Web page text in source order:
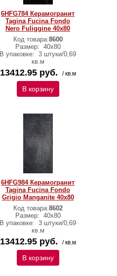
6HFG784 Керамогранит
Tagina Fucina Fondo
Nero Fuliggine 40x80
Код товара:8600
Размер: 40x80
В упаковке: 3 штуки/0,69
кв.м
13412.95 руб. / кв.м
В корзину
6HFG984 Керамогранит
Tagina Fucina Fondo
Grigio Manganite 40x80
Код товара:8602
Размер: 40x80
В упаковке: 3 штуки/0,69
кв.м
13412.95 руб. / кв.м
В корзину